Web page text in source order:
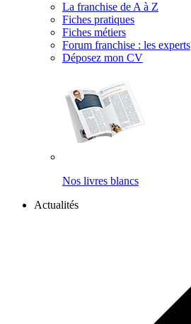
La franchise de A à Z
Fiches pratiques
Fiches métiers
Forum franchise : les experts
Déposez mon CV
Nos livres blancs
Actualités